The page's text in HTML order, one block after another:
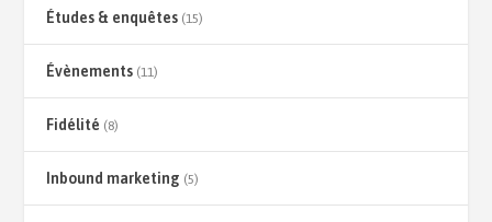
Études & enquêtes (15)
Évènements (11)
Fidélité (8)
Inbound marketing (5)